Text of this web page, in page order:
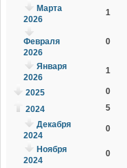
Марта
2026
1
Февраля
2026
0
Января
2026
1
2025 0
2024
5
Декабря
2024
0
Ноября
2024
0